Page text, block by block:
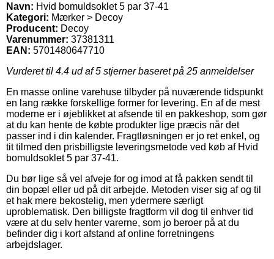
Navn: Hvid bomuldsoklet 5 par 37-41
Kategori: Mærker > Decoy
Producent: Decoy
Varenummer: 37381311
EAN: 5701480647710
Vurderet til 4.4 ud af 5 stjerner baseret på 25 anmeldelser
En masse online varehuse tilbyder på nuværende tidspunkt
en lang række forskellige former for levering. En af de mest
moderne er i øjeblikket at afsende til en pakkeshop, som gør
at du kan hente de købte produkter lige præcis når det
passer ind i din kalender. Fragtløsningen er jo ret enkel, og
tit tilmed den prisbilligste leveringsmetode ved køb af Hvid
bomuldsoklet 5 par 37-41.
Du bør lige så vel afveje for og imod at få pakken sendt til
din bopæl eller ud på dit arbejde. Metoden viser sig af og til
et hak mere bekostelig, men ydermere særligt
uproblematisk. Den billigste fragtform vil dog til enhver tid
være at du selv henter varerne, som jo beroer på at du
befinder dig i kort afstand af online forretningens
arbejdslager.